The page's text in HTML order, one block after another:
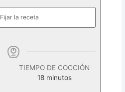
Fijar la receta
TIEMPO DE COCCIÓN
18minutos
minutos